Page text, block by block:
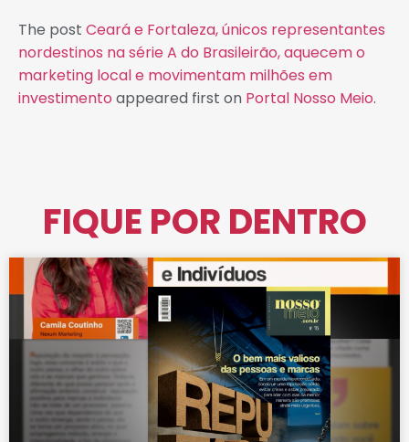
The post Ceará e Fortaleza, únicos representantes
nordestinos na série A do Brasileirão, aquecem o
marketing local e movimentam milhões em
investimento appeared first on Portal Nosso Meio.
FIQUE POR DENTRO